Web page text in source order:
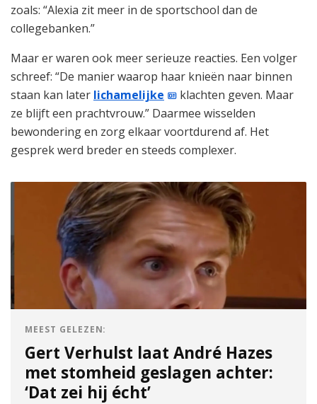
zoals: “Alexia zit meer in de sportschool dan de
collegebanken.”
Maar er waren ook meer serieuze reacties. Een volger
schreef: “De manier waarop haar knieën naar binnen
staan kan later lichamelijke
klachten geven. Maar
ze blijft een prachtvrouw.” Daarmee wisselden
bewondering en zorg elkaar voortdurend af. Het
gesprek werd breder en steeds complexer.
MEEST GELEZEN:
Gert Verhulst laat André Hazes
met stomheid geslagen achter:
‘Dat zei hij écht’